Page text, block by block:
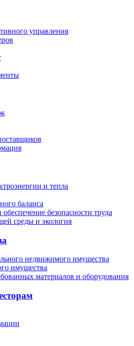
управления
и тепла
баланса
безопасности труда
среды и экология
недвижимого имущества
имущества
материалов и оборудования